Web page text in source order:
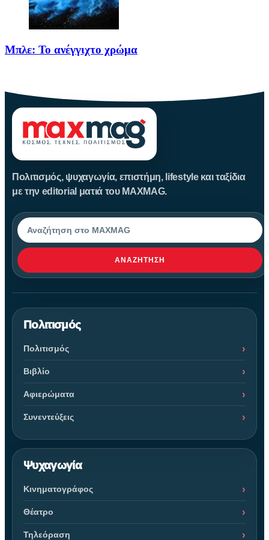
Μπλε: Το ανέγγιχτο χρώμα
Πολιτισμός, ψυχαγωγία, επιστήμη, lifestyle και ταξίδια
με την editorial ματιά του MAXMAG.
Αναζήτηση
ΑΝΑΖΉΤΗΣΗ
Πολιτισμός
Πολιτισμός
Βιβλίο
Αφιερώματα
Συνεντεύξεις
Ψυχαγωγία
Κινηματογράφος
Θέατρο
Τηλεόραση